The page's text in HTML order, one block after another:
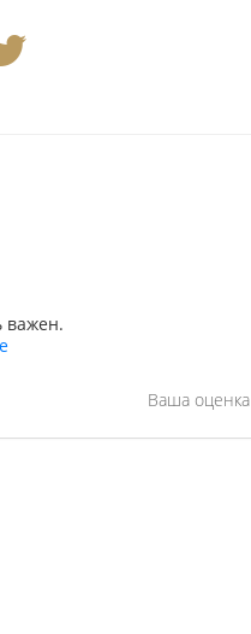
важен.
Ваша оценка